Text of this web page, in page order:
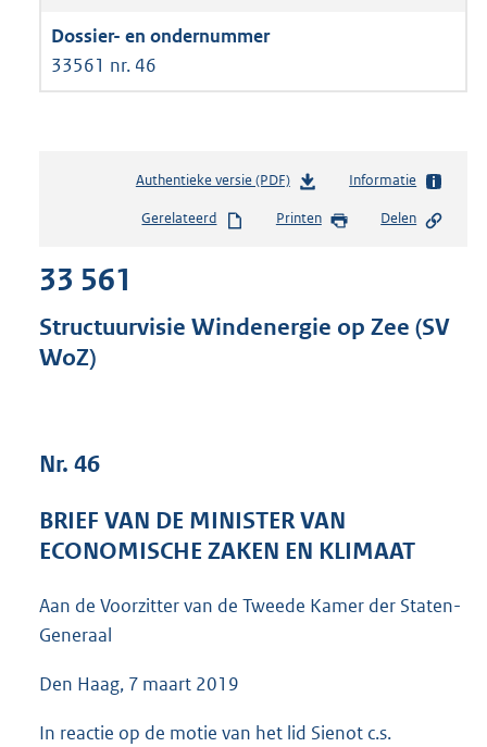
33561 nr. 46
Authentieke versie (PDF)b
s
s
:
3
b
Informatie
Gerelateerd Printen Delen
33 561
Structuurvisie Windenergie op Zee (SV
WoZ)
Nr. 46
BRIEF VAN DE MINISTER VAN
ECONOMISCHE ZAKEN EN KLIMAAT
Aan de Voorzitter van de Tweede Kamer der Staten-
Generaal
Den Haag, 7 maart 2019
In reactie op de motie van het lid Sienot c.s.